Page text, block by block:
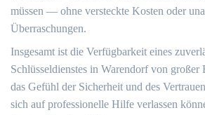
müssen — ohne versteckte Kosten oder
Überraschungen.​
Insgesamt ist die Verfügbarkeit eines
Schlüsseldienstes in Warendorf von großer
das Gefühl der Sicherheit und des
sich auf professionelle Hilfe verlassen